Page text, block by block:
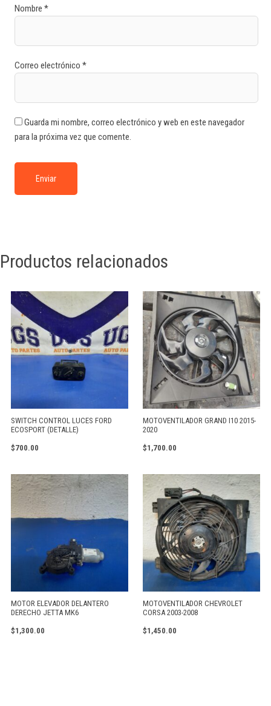
Nombre *
Correo electrónico *
Guarda mi nombre, correo electrónico y web en este navegador
para la próxima vez que comente.
Productos relacionados
SWITCH CONTROL LUCES FORD
ECOSPORT (DETALLE)
$700.00
MOTOVENTILADOR GRAND I10 2015-
2020
$1,700.00
MOTOR ELEVADOR DELANTERO
DERECHO JETTA MK6
$1,300.00
MOTOVENTILADOR CHEVROLET
CORSA 2003-2008
$1,450.00